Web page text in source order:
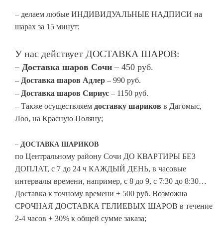
– делаем любые ИНДИВИДУАЛЬНЫЕ НАДПИСИ на
шарах за 15 минут;
У нас действует ДОСТАВКА ШАРОВ:
– Доставка шаров Сочи – 450 руб.
– Доставка шаров Адлер – 990 руб.
– Доставка шаров Сириус – 1150 руб.
– Также осуществляем доставку шариков в Дагомыс,
Лоо, на Красную Поляну;
– ДОСТАВКА ШАРИКОВ
по Центральному району Сочи ДО КВАРТИРЫ БЕЗ
ДОПЛАТ, с 7 до 24 ч КАЖДЫЙ ДЕНЬ, в часовые
интервалы времени, например, с 8 до 9, с 7:30 до 8:30…
Доставка к точному времени + 500 руб. Возможна
СРОЧНАЯ ДОСТАВКА ГЕЛИЕВЫХ ШАРОВ в течение
2-4 часов + 30% к общей сумме заказа;